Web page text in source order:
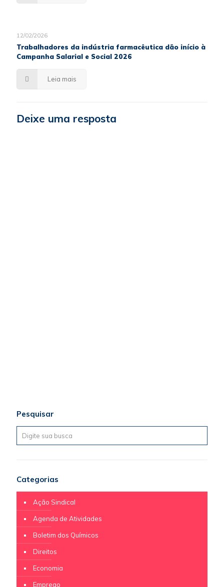
12/02/2026
Trabalhadores da indústria farmacêutica dão início à
Campanha Salarial e Social 2026
Leia mais
Deixe uma resposta
Pesquisar
Categorias
Ação Sindical
Agenda de Atividades
Boletim dos Químicos
Direitos
Economia
Emprego